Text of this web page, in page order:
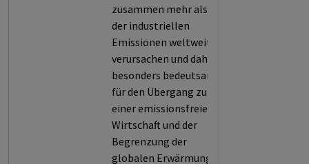
zusammen mehr als 80%
der industriellen
Emissionen weltweit
verursachen und daher
besonders bedeutsam
für den Übergang zu
einer emissionsfreien
Wirtschaft und der
Begrenzung der
globalen Erwärmung um